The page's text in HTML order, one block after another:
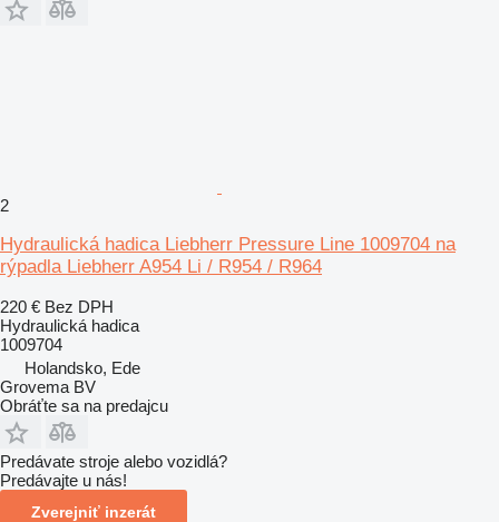
2
Hydraulická hadica Liebherr Pressure Line 1009704 na
rýpadla Liebherr A954 Li / R954 / R964
220 € Bez DPH
Hydraulická hadica
1009704
Holandsko, Ede
Grovema BV
Obráťte sa na predajcu
Predávate stroje alebo vozidlá?
Predávajte u nás!
Zverejniť inzerát